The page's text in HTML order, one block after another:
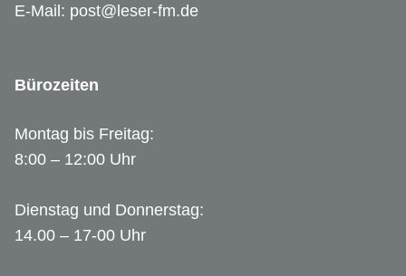
E-Mail: post@leser-fm.de
Bürozeiten
Montag bis Freitag:
8:00 – 12:00 Uhr
Dienstag und Donnerstag:
14.00 – 17-00 Uhr